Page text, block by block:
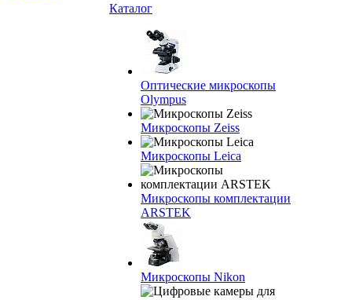
Каталог
Оптические микроскопы
Olympus
Микроскопы Zeiss
Микроскопы Leica
Микроскопы комплектации
ARSTEK
Микроскопы Nikon